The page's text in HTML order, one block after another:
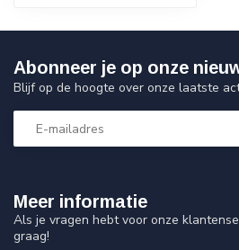
Meer informatie
Als je vragen hebt voor onze
graag!
Abonneer je op onze
Blijf op de hoogte over onze laatste